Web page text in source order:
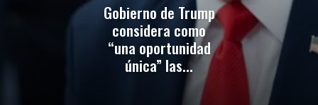
Gobierno de Trump
considera como
“una oportunidad
única” las...